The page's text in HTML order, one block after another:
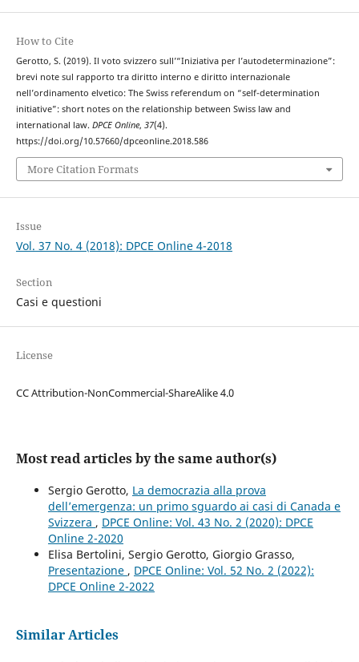
How to Cite
Gerotto, S. (2019). Il voto svizzero sull’“Iniziativa per l’autodeterminazione”:
brevi note sul rapporto tra diritto interno e diritto internazionale
nell’ordinamento elvetico: The Swiss referendum on “self-determination
initiative”: short notes on the relationship between Swiss law and
international law. DPCE Online, 37(4).
https://doi.org/10.57660/dpceonline.2018.586
More Citation Formats
Issue
Vol. 37 No. 4 (2018): DPCE Online 4-2018
Section
Casi e questioni
License
CC Attribution-NonCommercial-ShareAlike 4.0
Most read articles by the same author(s)
Sergio Gerotto, La democrazia alla prova
dell’emergenza: un primo sguardo ai casi di Canada e
Svizzera , DPCE Online: Vol. 43 No. 2 (2020): DPCE
Online 2-2020
Elisa Bertolini, Sergio Gerotto, Giorgio Grasso,
Presentazione , DPCE Online: Vol. 52 No. 2 (2022):
DPCE Online 2-2022
Similar Articles